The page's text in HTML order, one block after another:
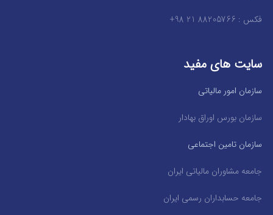
فکس : 88205766 21 98+
سایت های مفید
سازمان امور مالیاتی
سازمان بورس اوراق بهادار
سازمان تامین اجتماعی
جامعه مشاوران مالیاتی ایران
جامعه حسابداران رسمی ایران